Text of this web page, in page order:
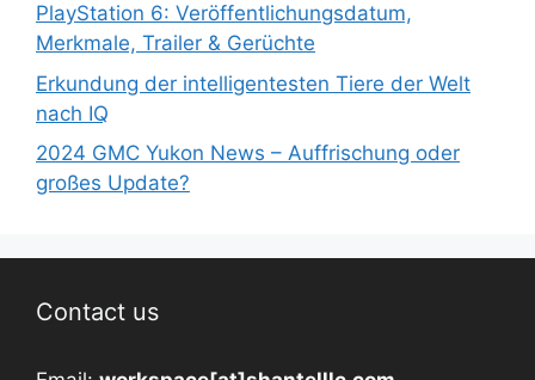
PlayStation 6: Veröffentlichungsdatum,
Merkmale, Trailer & Gerüchte
Erkundung der intelligentesten Tiere der Welt
nach IQ
2024 GMC Yukon News – Auffrischung oder
großes Update?
Contact us